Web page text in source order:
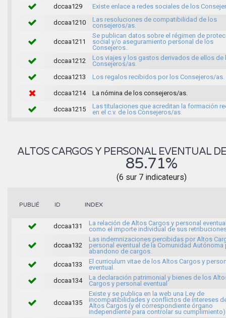
dccaa129 Existe enlace a redes sociales de los
dccaa1210
Las resoluciones de compatibilidad de los
consejeros/as.
dccaa1211
Se publican datos sobre el régimen de
social y/o aseguramiento personal de los
Consejeros..
dccaa1212
Los viajes y los gastos derivados de ellos de
Consejeros/as.
dccaa1213
Los regalos recibidos por los Consejeros/as.
dccaa1214 La nómina de los consejeros/as.
dccaa1215
Las titulaciones que acreditan la formación
en el c.v. de los Consejeros/as.
ALTOS CARGOS Y PERSONAL EVENTUAL
85.71%
(6 sur 7 indicateurs)
PUBLIÉ ID INDEX
dccaa131
La relación de Altos Cargos y personal
como el importe individual de sus
dccaa132
Las indemnizaciones percibidas por Altos
personal eventual de la Comunidad Autónoma
abandono de cargos.
dccaa133
El curriculum vitae de los Altos Cargos y
eventual.
dccaa134
La declaración patrimonial y bienes de los
Cargos y personal eventual
dccaa135
Existe y se publica en la web una Ley de
incompatibilidades y conflictos de intereses
Altos Cargos (y el correspondiente órgano
independiente para controlar su